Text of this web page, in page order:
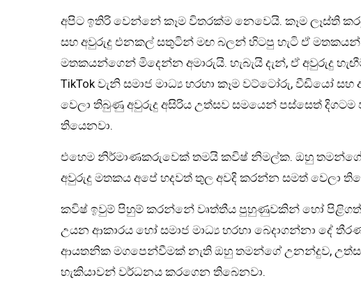
අපිට ඉතිරි වෙන්නේ කෑම විතරක්ම නෙවෙයි. කෑම ලෑස්ති
සහ අවුරුදු එනකල් සතුටින් මඟ බලන් හිටපු හැටි ඒ
මතකයන්ගෙන් මිදෙන්න අමාරුයි. හැබැයි දැන්, ඒ අවුරුදු
TikTok වැනි සමාජ මාධ්‍ය හරහා කෑම වට්ටෝරු, වීඩියෝ සහ
වෙලා තිබුණු අවුරුදු අසිරිය උත්සව සමයෙන් පස්සෙත්
තියෙනවා.
එහෙම නිර්මාණකරුවෙක් තමයි කවිෂ් නිමල්ක. ඔහු
අවුරුදු මතකය අපේ හදවත් තුල අවදි කරන්න සමත් වෙලා
කවිෂ් ඉවුම් පිහුම් කරන්නේ වෘත්තීය පුහුණුවකින් හෝ පිළිගත්
උයන ආකාරය හෝ සමාජ මාධ්‍ය හරහා බෙදාගන්නා දේ
ආයතනික මගපෙන්වීමක් නැති ඔහු තමන්ගේ උනන්දුව,
හැකියාවන් වර්ධනය කරගෙන තිබෙනවා.